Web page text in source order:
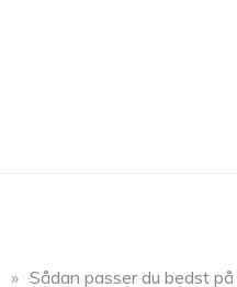
» Sådan passer du bedst